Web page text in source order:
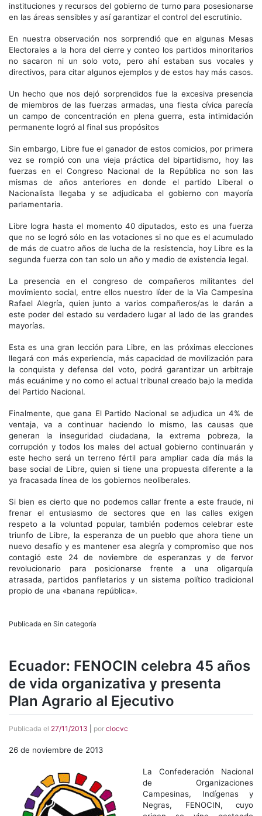
instituciones y recursos del gobierno de turno para posesionarse
en las áreas sensibles y así garantizar el control del escrutinio.
En nuestra observación nos sorprendió que en algunas Mesas
Electorales a la hora del cierre y conteo los partidos minoritarios
no sacaron ni un solo voto, pero ahí estaban sus vocales y
directivos, para citar algunos ejemplos y de estos hay más casos.
Un hecho que nos dejó sorprendidos fue la excesiva presencia
de miembros de las fuerzas armadas, una fiesta cívica parecía
un campo de concentración en plena guerra, esta intimidación
permanente logró al final sus propósitos
Sin embargo, Libre fue el ganador de estos comicios, por primera
vez se rompió con una vieja práctica del bipartidismo, hoy las
fuerzas en el Congreso Nacional de la República no son las
mismas de años anteriores en donde el partido Liberal o
Nacionalista llegaba y se adjudicaba el gobierno con mayoría
parlamentaria.
Libre logra hasta el momento 40 diputados, esto es una fuerza
que no se logró sólo en las votaciones si no que es el acumulado
de más de cuatro años de lucha de la resistencia, hoy Libre es la
segunda fuerza con tan solo un año y medio de existencia legal.
La presencia en el congreso de compañeros militantes del
movimiento social, entre ellos nuestro líder de la Via Campesina
Rafael Alegría, quien junto a varios compañeros/as le darán a
este poder del estado su verdadero lugar al lado de las grandes
mayorías.
Esta es una gran lección para Libre, en las próximas elecciones
llegará con más experiencia, más capacidad de movilización para
la conquista y defensa del voto, podrá garantizar un arbitraje
más ecuánime y no como el actual tribunal creado bajo la medida
del Partido Nacional.
Finalmente, que gana El Partido Nacional se adjudica un 4% de
ventaja, va a continuar haciendo lo mismo, las causas que
generan la inseguridad ciudadana, la extrema pobreza, la
corrupción y todos los males del actual gobierno continuarán y
este hecho será un terreno fértil para ampliar cada día más la
base social de Libre, quien si tiene una propuesta diferente a la
ya fracasada línea de los gobiernos neoliberales.
Si bien es cierto que no podemos callar frente a este fraude, ni
frenar el entusiasmo de sectores que en las calles exigen
respeto a la voluntad popular, también podemos celebrar este
triunfo de Libre, la esperanza de un pueblo que ahora tiene un
nuevo desafío y es mantener esa alegría y compromiso que nos
contagió este 24 de noviembre de esperanzas y de fervor
revolucionario para posicionarse frente a una oligarquía
atrasada, partidos panfletarios y un sistema político tradicional
propio de una «banana república».
Publicada en Sin categoría
Ecuador: FENOCIN celebra 45 años
de vida organizativa y presenta
Plan Agrario al Ejecutivo
Publicada el 27/11/2013 por clocvc
26 de noviembre de 2013
La Confederación Nacional
de Organizaciones
Campesinas, Indígenas y
Negras, FENOCIN, cuyo